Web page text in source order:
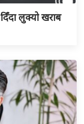
लुक्यो खराब